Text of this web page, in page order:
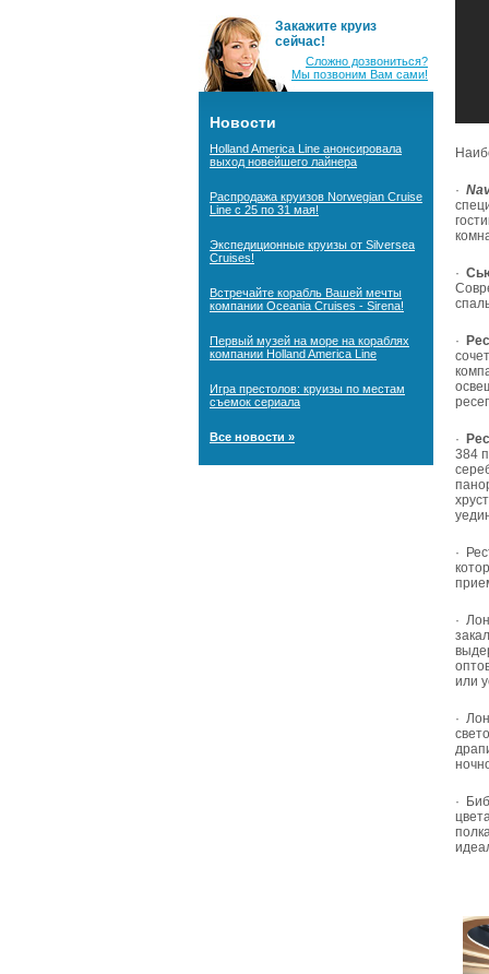
Закажите круиз
сейчас!
Сложно дозвониться?
Мы позвоним Вам сами!
Новости
Holland America Line анонсировала
выход новейшего лайнера
Распродажа круизов Norwegian Cruise
Line с 25 по 31 мая!
Экспедиционные круизы от Silversea
Cruises!
Встречайте корабль Вашей мечты
компании Oceania Cruises - Sirena!
Первый музей на море на кораблях
компании Holland America Line
Игра престолов: круизы по местам
съемок сериала
Все новости »
·
·
·
·
384
·
·
или
·
·